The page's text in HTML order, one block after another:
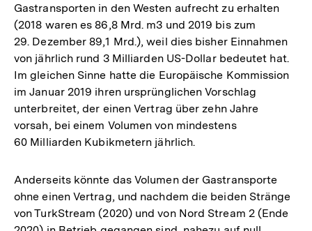
Gastransporten in den Westen aufrecht zu erhalten
(2018 waren es 86,8 Mrd. m3 und 2019 bis zum
29. Dezember 89,1 Mrd.), weil dies bisher Einnahmen
von jährlich rund 3 Milliarden US-Dollar bedeutet hat.
Im gleichen Sinne hatte die Europäische Kommission
im Januar 2019 ihren ursprünglichen Vorschlag
unterbreitet, der einen Vertrag über zehn Jahre
vorsah, bei einem Volumen von mindestens
60 Milliarden Kubikmetern jährlich.
Anderseits könnte das Volumen der Gastransporte
ohne einen Vertrag, und nachdem die beiden Stränge
von TurkStream (2020) und von Nord Stream 2 (Ende